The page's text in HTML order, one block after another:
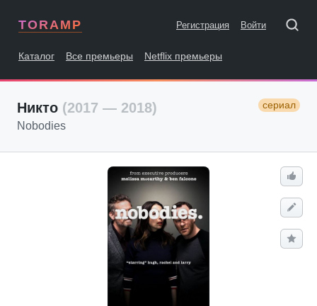
TORAMP Регистрация Войти
Каталог Все премьеры Netflix премьеры
Никто (2017 — 2018) сериал
Nobodies